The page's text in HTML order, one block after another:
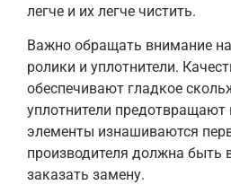
легче и их легче чистить.
Важно обращать внимание
ролики и уплотнители.
обеспечивают гладкое
уплотнители предотвращают
элементы изнашиваются
производителя должна быть
заказать замену.